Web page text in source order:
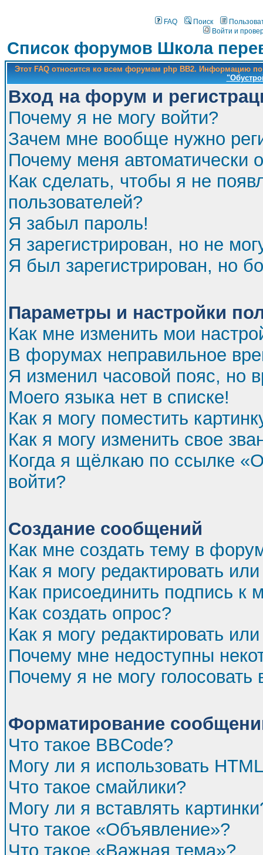
FAQ Поиск
Войти и
Список форумов Школа
Этот FAQ относится ко всем форумам php BB2. Информацию
Вход на форум и
Почему я не могу войти?
Зачем мне вообще нужно
Почему меня автоматически
Как сделать, чтобы я не
пользователей?
Я забыл пароль!
Я зарегистрирован, но не
Я был зарегистрирован, но
Параметры и настройки
Как мне изменить мои
В форумах неправильное
Я изменил часовой пояс, но
Моего языка нет в списке!
Как я могу поместить
Как я могу изменить свое
Когда я щёлкаю по ссылке
войти?
Создание сообщений
Как мне создать тему в
Как я могу редактировать
Как присоединить подпись
Как создать опрос?
Как я могу редактировать
Почему мне недоступны
Почему я не могу голосовать
Форматирование
Что такое BBCode?
Могу ли я использовать
Что такое смайлики?
Могу ли я вставлять
Что такое «Объявление»?
Что такое «Важная тема»?